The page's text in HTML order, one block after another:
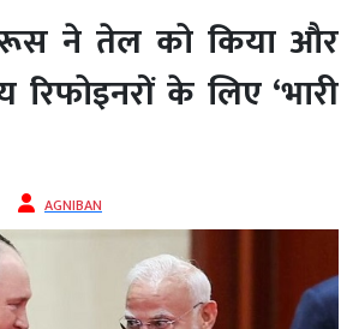
ने तेल को किया और
रिफोइनरों के लिए ‘भारी
AGNIBAN